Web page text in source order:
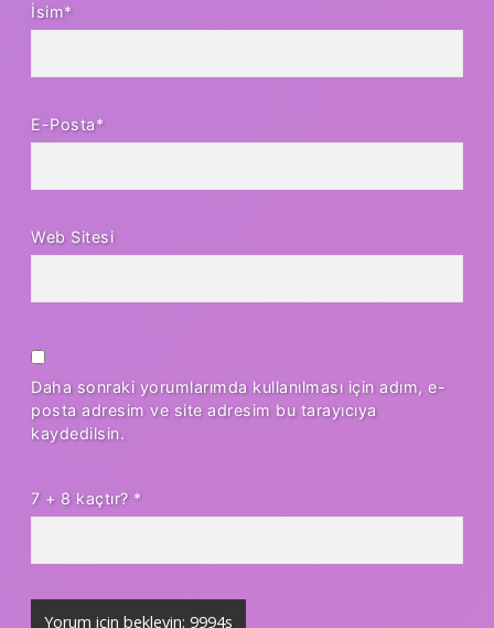
İsim*
E-Posta*
Web Sitesi
Daha sonraki yorumlarımda kullanılması için adım, e-
posta adresim ve site adresim bu tarayıcıya
kaydedilsin.
7 + 8 kaçtır? *